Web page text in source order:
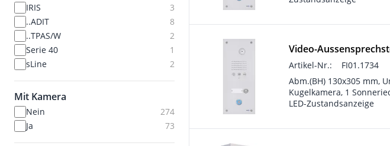
IRIS
3
..ADIT
8
..TPAS/W
2
Serie 40
1
sLine
2
Mit Kamera
Nein
274
Ja
73
Video-
Artikel-Nr.:
FI01.1734
Abm.(BH) 130x305 mm,
Kugelkamera, 1
LED-Zustandsanzeige